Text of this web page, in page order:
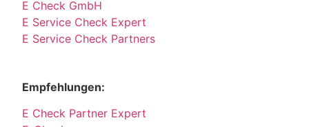
E Check GmbH
E Service Check Expert
E Service Check Partners
Empfehlungen:
E Check Partner Expert